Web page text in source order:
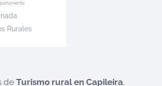
Rurales
de Turismo rural en Capileira.